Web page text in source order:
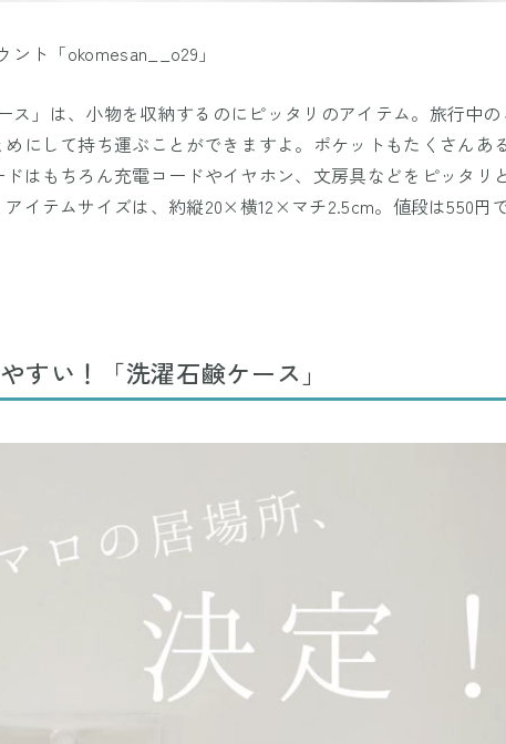
ト「okomesan__o29」
ス」は、小物を収納するのにピッタリのアイテム。旅行中
にして持ち運ぶことができますよ。ポケットもたくさんあ
はもちろん充電コードやイヤホン、文房具などをピッタリ
イテムサイズは、約縦20×横12×マチ2.5cm。値段は550円で
すい！「洗濯石鹸ケース」